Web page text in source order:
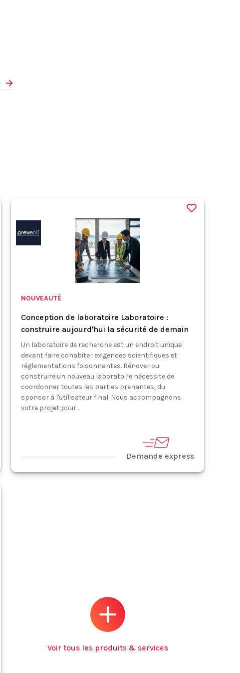
NOUVEAUTÉ
Conception de laboratoire Laboratoire :
construire aujourd'hui la sécurité de demain
Un laboratoire de recherche est un endroit unique
devant faire cohabiter exigences scientifiques et
réglementations foisonnantes. Rénover ou
construire un nouveau laboratoire nécessite de
coordonner toutes les parties prenantes, du
sponsor à l'utilisateur final. Nous accompagnons
votre projet pour...
Demande express
Voir tous les produits & services